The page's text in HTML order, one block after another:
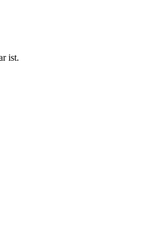
ist.